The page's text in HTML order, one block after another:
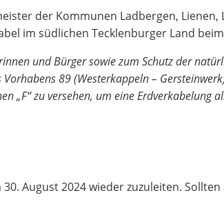
der Kommunen Ladbergen, Lienen,
im südlichen Tecklenburger Land
und Bürger sowie zum Schutz der
89 (Westerkappeln –
„F“ zu versehen, um eine
August 2024 wieder zuzuleiten.